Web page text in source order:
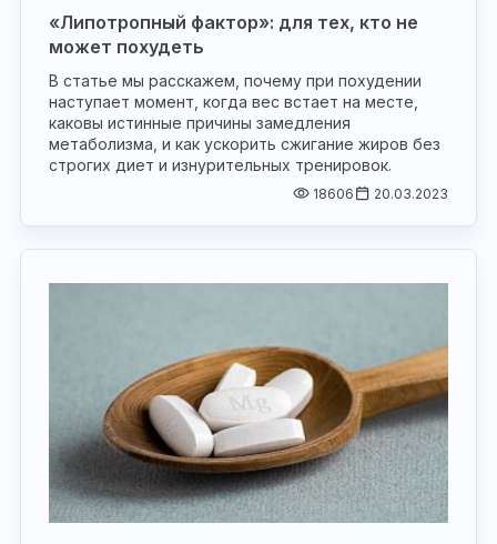
«Липотропный фактор»: для тех, кто не
может похудеть
В статье мы расскажем, почему при похудении
наступает момент, когда вес встает на месте,
каковы истинные причины замедления
метаболизма, и как ускорить сжигание жиров без
строгих диет и изнурительных тренировок.
18606 20.03.2023